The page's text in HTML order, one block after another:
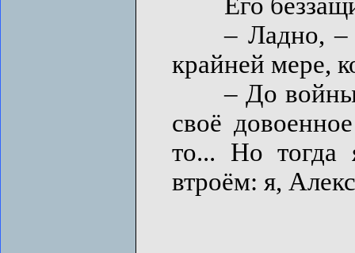
– Ладно, –
крайней мере,
– До войны
своё
то... Но
втроём: я,